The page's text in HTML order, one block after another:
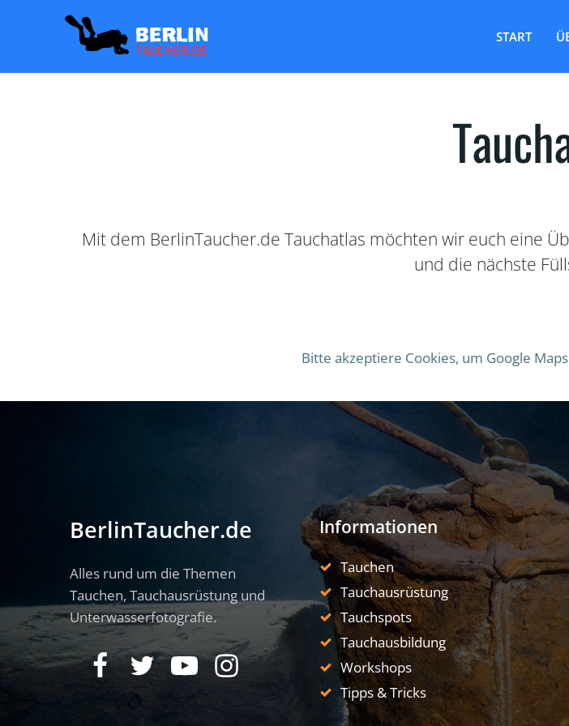
START
Mit dem BerlinTaucher.de Tauchatlas möchten wir euch eine
und die nächste
Bitte akzeptiere Cookies, um Google
BerlinTaucher.de
Alles rund um die Themen
Tauchen, Tauchausrüstung und
Unterwasserfotografie.
Informationen
Tauchen
Tauchausrüstung
Tauchspots
Tauchausbildung
Workshops
Tipps & Tricks